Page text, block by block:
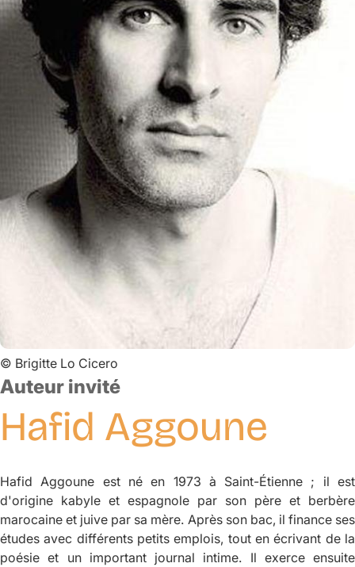
© Brigitte Lo Cicero
Auteur invité
Hafid Aggoune
Hafid Aggoune est né en 1973 à Saint-Étienne ; il est
d'origine kabyle et espagnole par son père et berbère
marocaine et juive par sa mère. Après son bac, il finance ses
études avec différents petits emplois, tout en écrivant de la
poésie et un important journal intime. Il exerce ensuite